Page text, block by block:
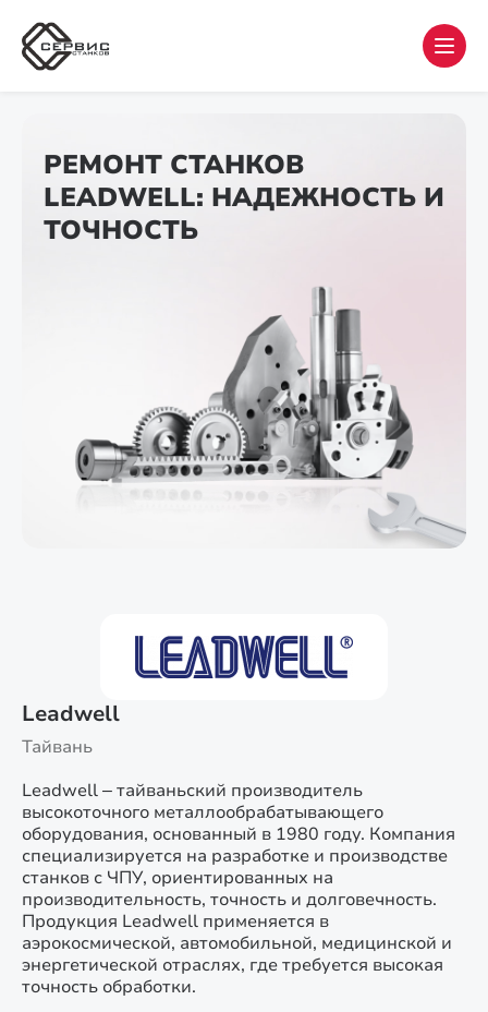
РЕМОНТ СТАНКОВ
LEADWELL: НАДЕЖНОСТЬ И
ТОЧНОСТЬ
Leadwell
Тайвань
Leadwell – тайваньский производитель
высокоточного металлообрабатывающего
оборудования, основанный в 1980 году. Компания
специализируется на разработке и производстве
станков с ЧПУ, ориентированных на
производительность, точность и долговечность.
Продукция Leadwell применяется в
аэрокосмической, автомобильной, медицинской и
энергетической отраслях, где требуется высокая
точность обработки.